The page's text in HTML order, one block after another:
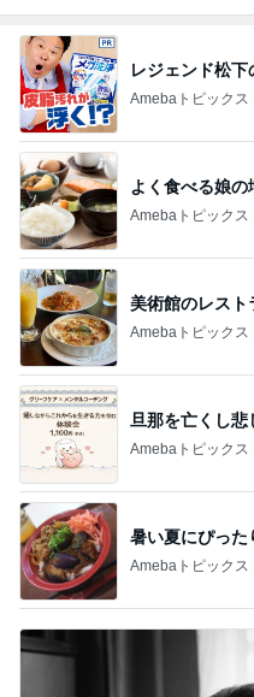
レジェンド松下
Amebaトピックス
よく食べる娘
Amebaトピックス
美術館のレスト
Amebaトピックス
旦那を亡くし悲
Amebaトピックス
暑い夏にぴった
Amebaトピックス